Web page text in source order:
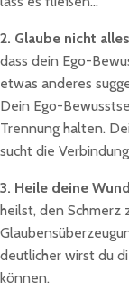
2. Glaube nicht
dass dein Ego-
etwas anderes
Dein Ego-
Trennung halten.
sucht die
3. Heile deine
heilst, den Schmerz
deutlicher wirst du
können.